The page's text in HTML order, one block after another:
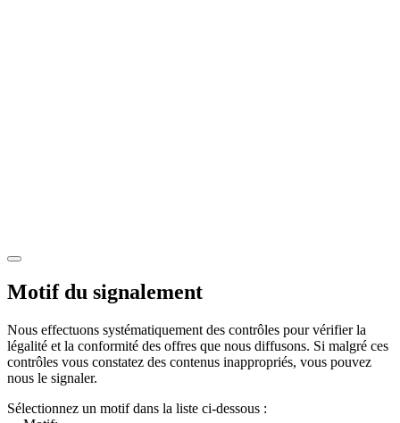
Motif du signalement
Nous effectuons systématiquement des contrôles pour vérifier la
légalité et la conformité des offres que nous diffusons. Si malgré ces
contrôles vous constatez des contenus inappropriés, vous pouvez
nous le signaler.
Sélectionnez un motif dans la liste ci-dessous :